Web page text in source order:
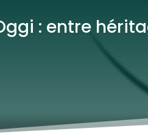
: entre